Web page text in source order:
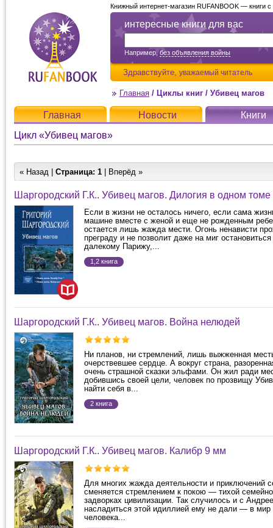
интересные книги для вас
Например,без объявления войны
Здравствуйте, уважаемый читатель
Книжный интернет-магазин RUFANBOOK — книги
Главная / Циклы книг / Убивец магов
Главная Новости
Книги
Цикл «Убивец магов»
« Назад | Страница: 1 | Вперёд »
Шаргородский Г.К.. Убивец магов. Дилогия в одном томе
Если в жизни не осталось ничего, если сама
машине вместе с женой и еще не рожденным
остается лишь жажда мести. Огонь ненависти
преграду и не позволит даже на миг остановиться
далекому Парижу,...
1,2 книга
Шаргородский Г.К.. Убивец магов. Война нелюдей
Ни планов, ни стремлений, лишь выжженная
очерствевшее сердце. А вокруг страна,
очень страшной сказки эльфами. Он жил ради
добившись своей цели, человек по прозвищу
найти себя в...
2 книга
Шаргородский Г.К.. Убивец магов. Калибр 9 мм
Для многих жажда деятельности и приключений
сменяется стремлением к покою — тихой
задворках цивилизации. Так случилось и с
насладиться этой идиллией ему не дали — в мир
человека...